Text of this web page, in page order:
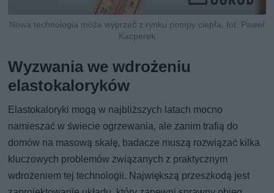
Nowa technologia może wyprzeć z rynku pompy ciepła, fot. Paweł
Kacperek
Wyzwania we wdrożeniu
elastokaloryków
Elastokaloryki mogą w najbliższych latach mocno
namieszać w świecie ogrzewania, ale zanim trafią do
domów na masową skalę, badacze muszą rozwiązać kilka
kluczowych problemów związanych z praktycznym
wdrożeniem tej technologii. Największą przeszkodą jest